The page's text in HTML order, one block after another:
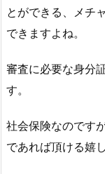
とができる、メチ
できますよね。
審査に必要な身分
す。
社会保険なのです
であれば頂ける嬉